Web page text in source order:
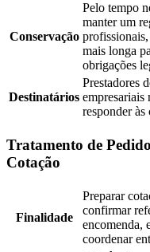
Conservação
Pelo tempo
manter um
mais longa
obrigações
Destinatários
Prestadores
empresariais
responder às
Tratamento de
Cotação
Finalidade
Preparar
confirmar
encomenda,
coordenar